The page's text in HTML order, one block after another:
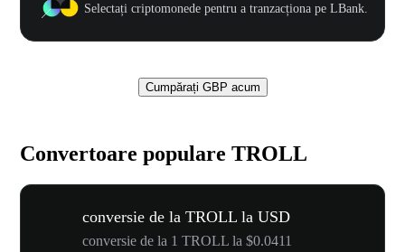
Selectați criptomonede pentru a tranzacționa pe LBank.
Cumpărați GBP acum
Convertoare populare TROLL
conversie de la TROLL la USD
conversie de la 1 TROLL la $0.0411